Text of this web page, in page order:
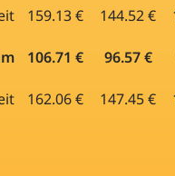
159.13 € 144.52 €
106.71 € 96.57 €
162.06 € 147.45 €